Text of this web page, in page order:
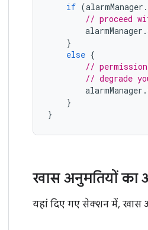
if (alarmManager .
// proceed
alarmManager .
}
else {
//
// degrade
alarmManager .
}
}
खास अनुमतियों का
यहां दिए गए सेक्शन में, खास